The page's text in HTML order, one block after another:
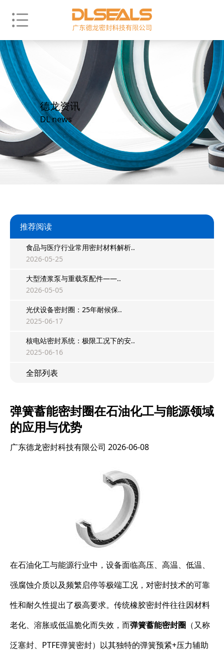
德龙资讯
DL news
推荐阅读
食品与医疗行业常用密封材料解析..
2026-05-25
大型渣浆泵与重载泵配件——..
2026-05-05
光伏设备密封圈：25年耐候保..
2025-06-17
核电站密封系统：极限工况下的安..
2025-06-16
全部列表
弹簧蓄能密封圈在石油化工与能源领域
的应用与优势
广东德龙密封科技有限公司 2026-06-08
在石油化工与能源行业中，设备面临高压、高温、低温、
强腐蚀介质以及频繁启停等极端工况，对密封技术的可靠
性和耐久性提出了极高要求。传统橡胶密封件往往因材料
老化、溶胀或低温脆化而失效，而弹簧蓄能密封圈 （又称
泛塞封、PTFE弹簧密封）以其独特的弹簧预紧+压力辅助